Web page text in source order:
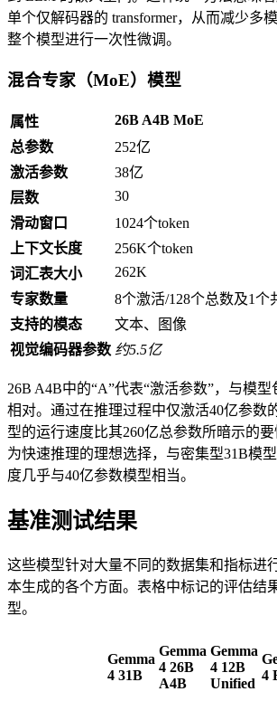
单个仅解码器的 transformer，从而减少多
整个模型进行一次性微调。
混合专家（MoE）模型
属性
26B A4B MoE
总参数
252亿
激活参数
38亿
层数
30
滑动窗口
1024个token
上下文长度
256K个token
词汇表大小
262K
专家数量
8个激活/128个总数及1个
支持的模态
文本、图像
视觉编码器参数 约5.5亿
26B A4B中的“A”代表“激活参数”，与模
相对。通过在推理过程中仅激活40亿参数
型的运行速度比其260亿总参数所暗示的
为快速推理的理想选择，与密集型31B模
度几乎与40亿参数模型相当。
基准测试结果
这些模型针对大量不同的数据集和指标进
本生成的各个方面。表格中标记的评估结
型。
Gemma
4 31B
Gemma
4 26B
A4B
Gemma
4 12B
Unified
4